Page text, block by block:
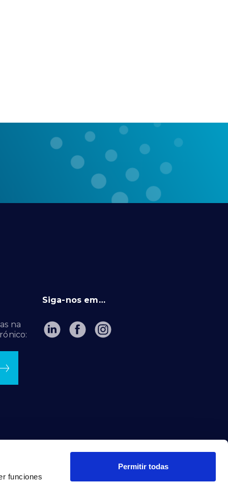
funciones
Permitir todas
na
Siga-nos em…